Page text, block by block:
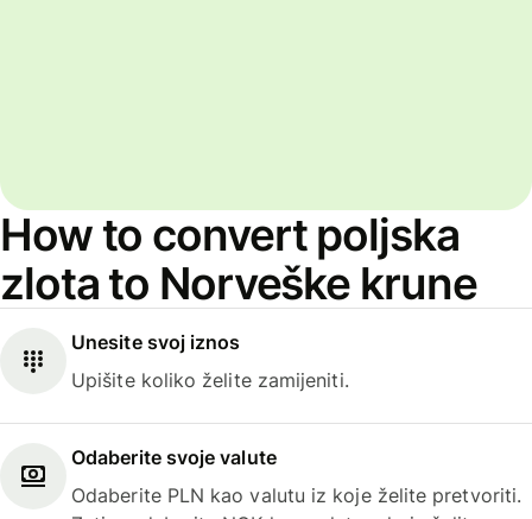
How to convert poljska
zlota to Norveške krune
Unesite svoj iznos
Upišite koliko želite zamijeniti.
Odaberite svoje valute
Odaberite PLN kao valutu iz koje želite pretvoriti.